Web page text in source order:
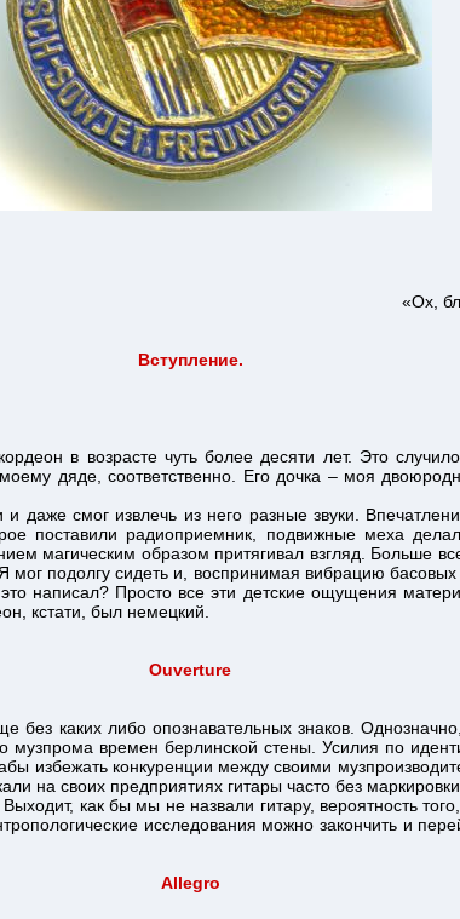
«Ох,
Вступление.
в возрасте чуть более десяти лет. Это
дяде, соответственно. Его дочка – моя
и даже смог извлечь из него разные звуки.
поставили радиоприемник, подвижные меха
магическим образом притягивал взгляд. Больше
мог подолгу сидеть и, воспринимая вибрацию
написал? Просто все эти детские ощущения
кстати, был немецкий.
Ouverture
без каких либо опознавательных знаков.
музпрома времен берлинской стены. Усилия по
избежать конкуренции между своими
на своих предприятиях гитары часто без
как бы мы не назвали гитару, вероятность
исследования можно закончить и
Allegro